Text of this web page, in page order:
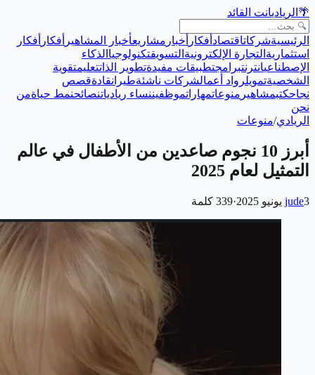
🌴 الرياديانت القائد
الرئيسيةشركاتاقتصاد أفكار أخبار مشاريعأخبار المشاهير أفكار أفكار
استثمارية التجارة الإلكترونية التسويقتكنولوجيا الذكاء
الإصطناعيانترنتبرامجتطبيقات مفيدةتطوير الذاتتعليمتقوية
الشخصيةتمويلرواد أعمالشركات ناشئةطيرانقادةقصص
نجاحكتبمشاهير منوعاتمهاراتموظفيننساء ريادياتنصائحنمط حياةمن
نحن
الريادي/منوعات
أبرز 10 نجوم صاعدين من الأطفال في عالم
التمثيل لعام 2025
jude3 يونيو 2025 ·
339 كلمة